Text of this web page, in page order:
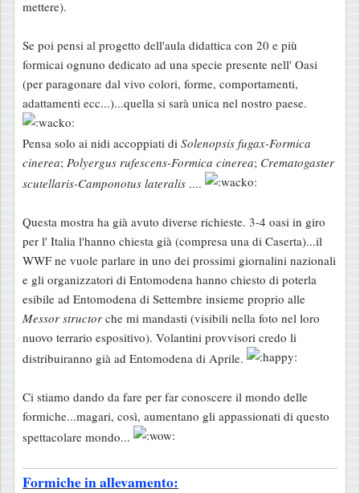
mettere).
Se poi pensi al progetto dell'aula didattica con 20 e più
formicai ognuno dedicato ad una specie presente nell' Oasi
(per paragonare dal vivo colori, forme, comportamenti,
adattamenti ecc...)...quella si sarà unica nel nostro paese.
Pensa solo ai nidi accoppiati di Solenopsis fugax-Formica
cinerea; Polyergus rufescens-Formica cinerea; Crematogaster
scutellaris-Camponotus lateralis ....
Questa mostra ha già avuto diverse richieste. 3-4 oasi in giro
per l' Italia l'hanno chiesta già (compresa una di Caserta)...il
WWF ne vuole parlare in uno dei prossimi giornalini nazionali
e gli organizzatori di Entomodena hanno chiesto di poterla
esibile ad Entomodena di Settembre insieme proprio alle
Messor structor che mi mandasti (visibili nella foto nel loro
nuovo terrario espositivo). Volantini provvisori credo li
distribuiranno già ad Entomodena di Aprile.
Ci stiamo dando da fare per far conoscere il mondo delle
formiche...magari, così, aumentano gli appassionati di questo
spettacolare mondo...
Formiche in allevamento: